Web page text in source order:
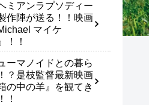
ミアンラプソディー
作陣が送る！！映画
マイケ
！！
ーマノイドとの暮ら
？是枝監督最新映画
の中の羊』を観てき
！